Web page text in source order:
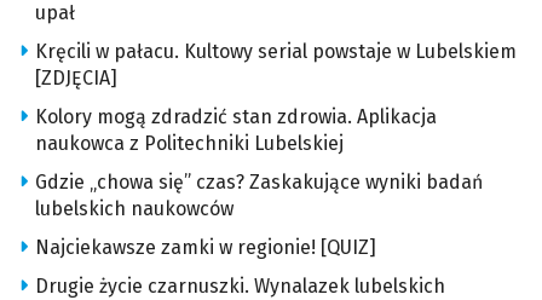
upał
Kręcili w pałacu. Kultowy serial powstaje w Lubelskiem
[ZDJĘCIA]
Kolory mogą zdradzić stan zdrowia. Aplikacja
naukowca z Politechniki Lubelskiej
Gdzie „chowa się” czas? Zaskakujące wyniki badań
lubelskich naukowców
Najciekawsze zamki w regionie! [QUIZ]
Drugie życie czarnuszki. Wynalazek lubelskich